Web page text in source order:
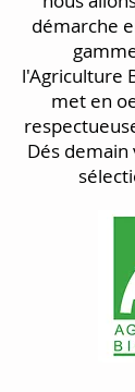
démarche
l'Agriculture
met en
Dés